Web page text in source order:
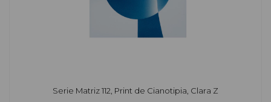
Serie Matriz 112, Print de Cianotipia, Clara Z